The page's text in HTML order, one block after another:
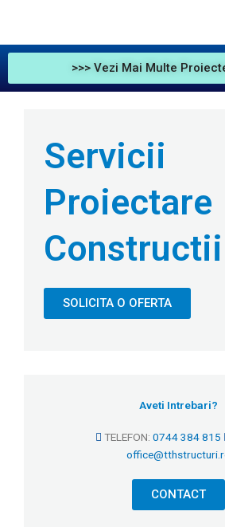
>>> Vezi Mai Multe
Servicii
Proiectare
Constructii
SOLICITA O OFERTA
Aveti Intrebari?
TELEFON: 0744 384 815
CONTACT